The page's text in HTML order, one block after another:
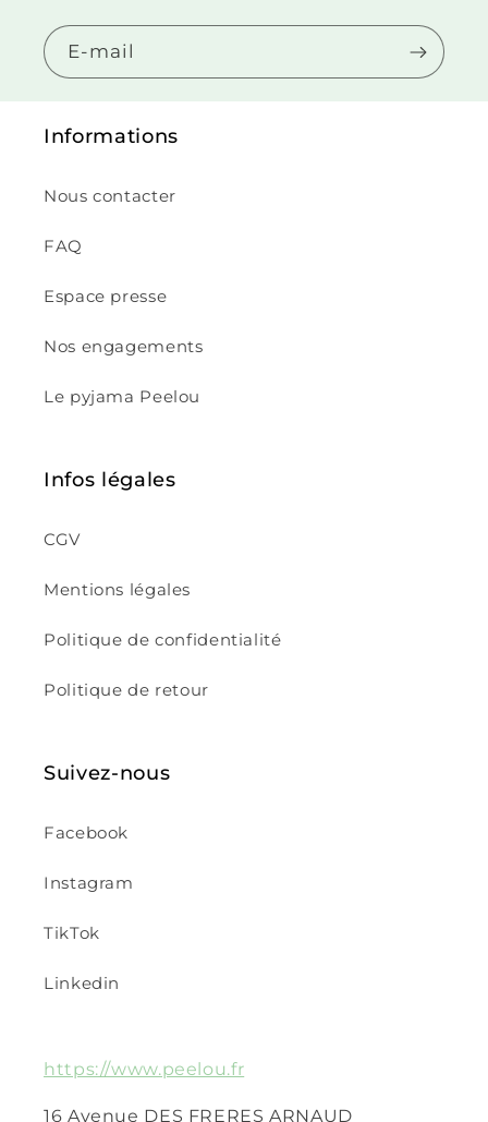
E-mail
Informations
Nous contacter
FAQ
Espace presse
Nos engagements
Le pyjama Peelou
Infos légales
CGV
Mentions légales
Politique de confidentialité
Politique de retour
Suivez-nous
Facebook
Instagram
TikTok
Linkedin
https://www.peelou.fr
16 Avenue DES FRERES ARNAUD